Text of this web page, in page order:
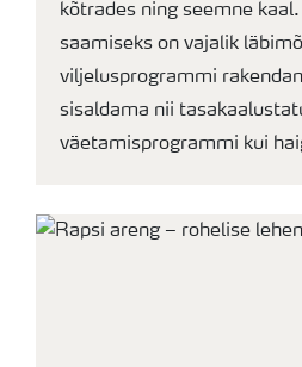
kõtrades ning seemne
saamiseks on vajalik
viljelusprogrammi
sisaldama nii
väetamisprogrammi kui